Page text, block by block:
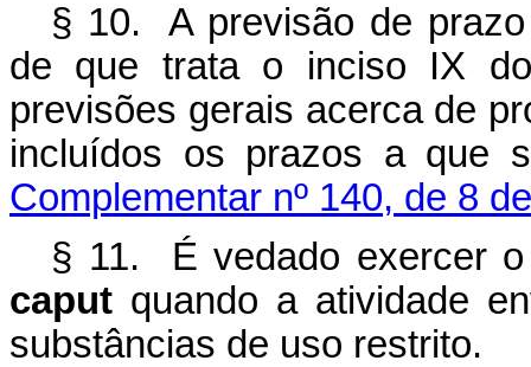
§ 10. A previsão de
de que trata o inciso IX
previsões gerais acerca de
incluídos os prazos a que
Complementar nº 140, de 8
§ 11. É vedado exercer
caput quando a atividade
substâncias de uso restrito.